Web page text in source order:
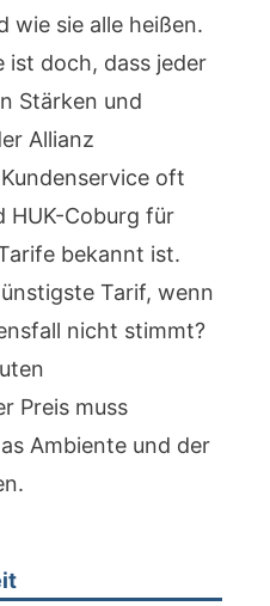
wie sie alle heißen.
ist doch, dass jeder
Stärken und
Allianz
oft
HUK-Coburg für
bekannt ist.
Tarif, wenn
nicht stimmt?
Preis muss
Ambiente und der